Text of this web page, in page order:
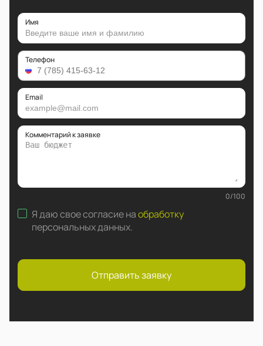
Имя
Телефон
Email
Комментарий к заявке
0/100
Я даю свое согласие наобработку
персональных данных.
Отправить заявку